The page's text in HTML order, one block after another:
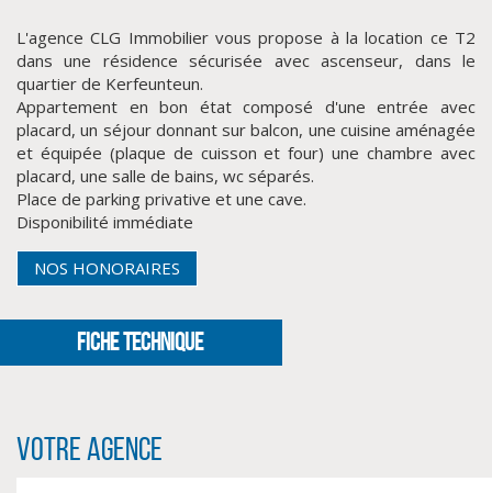
CLIQUER ICI POUR AGRANDIR
L'agence CLG Immobilier vous propose à la location ce T2
dans une résidence sécurisée avec ascenseur, dans le
quartier de Kerfeunteun.
Appartement en bon état composé d'une entrée avec
placard, un séjour donnant sur balcon, une cuisine aménagée
et équipée (plaque de cuisson et four) une chambre avec
placard, une salle de bains, wc séparés.
Place de parking privative et une cave.
Disponibilité immédiate
NOS HONORAIRES
FICHE TECHNIQUE
Votre agence